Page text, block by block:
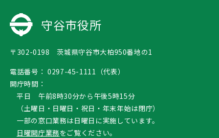
守谷市役所
〒302-0198 茨城県守谷市大柏950番地の1
電話番号： 0297-45-1111（代表）
開庁時間：
平日 午前8時30分から午後5時15分
（土曜日・日曜日・祝日・年末年始は閉庁）
一部の窓口業務は日曜日に実施しています。
日曜開庁業務をご覧ください。